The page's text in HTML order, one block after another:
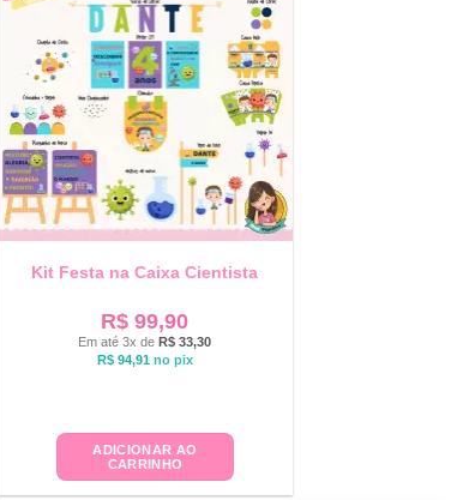
Kit Festa na Caixa Cientista
R$ 99,90
Em até 3x deR$ 33,30
R$94,91 no pix
ADICIONAR AO
CARRINHO